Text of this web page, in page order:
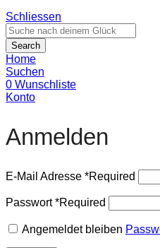
Schliessen
Search
Home
Suchen
0 Wunschliste
Konto
Anmelden
E-Mail Adresse *Required
Passwort*Required
Angemeldet bleiben